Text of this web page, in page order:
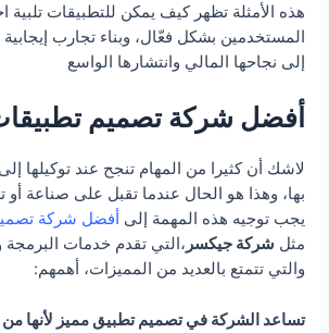
المستخدمين بشكل فعّال، وبناء تجارب إيجابية
إلى نجاحها المالي وانتشارها الواسع
أفضل شركة تصميم
بها، وهذا هو الحال عندما تقبل على صناعة
.يجب توجيه هذه المهمة إلى أفضل شركة
مثل شركة جيكسر ،التي تقدم خدمات
:والتي تتمتع بالعديد من المميزات، أهمهم